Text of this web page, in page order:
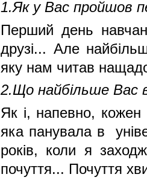
1.Як у Вас пройшов
Перший день
друзі... Але
яку нам читав
2.Що найбільше Вас
Як і, напевно,
яка панувала в
років, коли я
почуття... Почуття